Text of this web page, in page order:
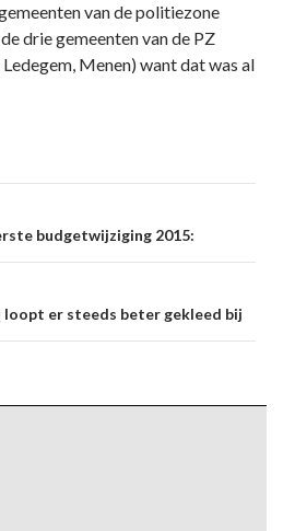
van de politiezone
drie gemeenten van de PZ
Menen) want dat was al
budgetwijziging 2015:
loopt er steeds beter gekleed bij